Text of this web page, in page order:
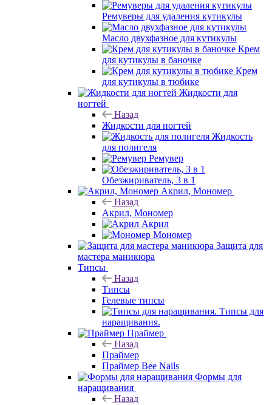
Ремуверы для удаления кутикулы
Масло двухфазное для кутикулы
Крем
для кутикулы в баночке
Крем
для кутикулы в тюбике
Жидкости для
ногтей
Назад
Жидкости для ногтей
Жидкость
для полигеля
Ремувер
Обезжириватель, 3 в 1
Акрил, Мономер
Назад
Акрил, Мономер
Акрил
Мономер
Защита для
мастера маникюра
Типсы
Назад
Типсы
Гелевые типсы
Типсы для
наращивания.
Праймер
Назад
Праймер
Праймер Bee Nails
Формы для
наращивания
Назад